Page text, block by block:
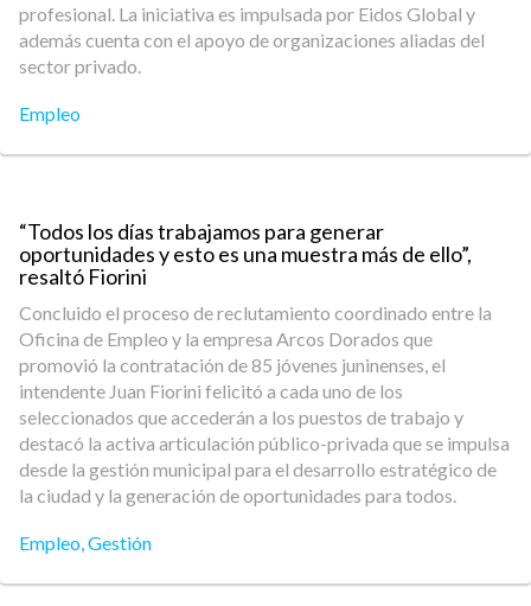
profesional. La iniciativa es impulsada por Eidos Global y
además cuenta con el apoyo de organizaciones aliadas del
sector privado.
Empleo
“Todos los días trabajamos para generar
oportunidades y esto es una muestra más de ello”,
resaltó Fiorini
Concluido el proceso de reclutamiento coordinado entre la
Oficina de Empleo y la empresa Arcos Dorados que
promovió la contratación de 85 jóvenes juninenses, el
intendente Juan Fiorini felicitó a cada uno de los
seleccionados que accederán a los puestos de trabajo y
destacó la activa articulación público-privada que se impulsa
desde la gestión municipal para el desarrollo estratégico de
la ciudad y la generación de oportunidades para todos.
Empleo,Gestión